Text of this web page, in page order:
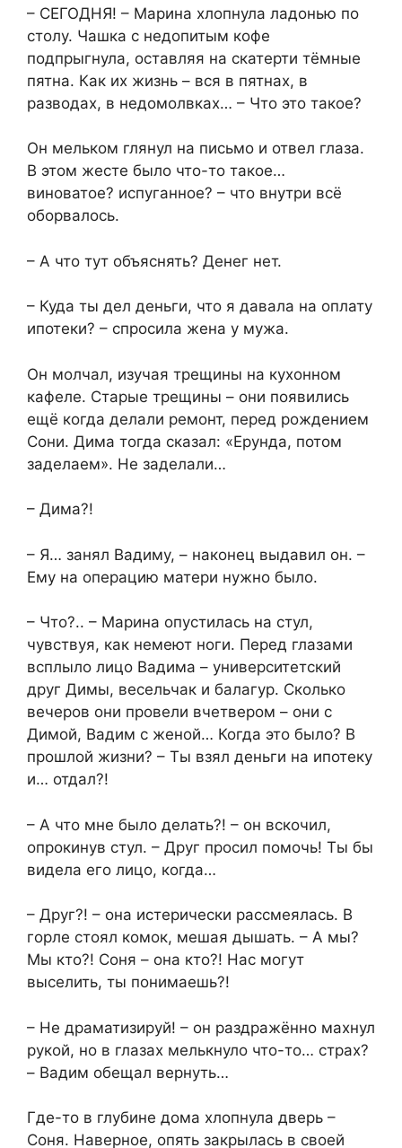
– СЕГОДНЯ! – Марина хлопнула ладонью по
столу. Чашка с недопитым кофе
подпрыгнула, оставляя на скатерти тёмные
пятна. Как их жизнь – вся в пятнах, в
разводах, в недомолвках… – Что это такое?
Он мельком глянул на письмо и отвел глаза.
В этом жесте было что-то такое…
виноватое? испуганное? – что внутри всё
оборвалось.
– А что тут объяснять? Денег нет.
– Куда ты дел деньги, что я давала на оплату
ипотеки? – спросила жена у мужа.
Он молчал, изучая трещины на кухонном
кафеле. Старые трещины – они появились
ещё когда делали ремонт, перед рождением
Сони. Дима тогда сказал: «Ерунда, потом
заделаем». Не заделали…
– Дима?!
– Я… занял Вадиму, – наконец выдавил он. –
Ему на операцию матери нужно было.
– Что?.. – Марина опустилась на стул,
чувствуя, как немеют ноги. Перед глазами
всплыло лицо Вадима – университетский
друг Димы, весельчак и балагур. Сколько
вечеров они провели вчетвером – они с
Димой, Вадим с женой… Когда это было? В
прошлой жизни? – Ты взял деньги на ипотеку
и… отдал?!
– А что мне было делать?! – он вскочил,
опрокинув стул. – Друг просил помочь! Ты бы
видела его лицо, когда…
– Друг?! – она истерически рассмеялась. В
горле стоял комок, мешая дышать. – А мы?
Мы кто?! Соня – она кто?! Нас могут
выселить, ты понимаешь?!
– Не драматизируй! – он раздражённо махнул
рукой, но в глазах мелькнуло что-то… страх?
– Вадим обещал вернуть…
Где-то в глубине дома хлопнула дверь –
Соня. Наверное, опять закрылась в своей